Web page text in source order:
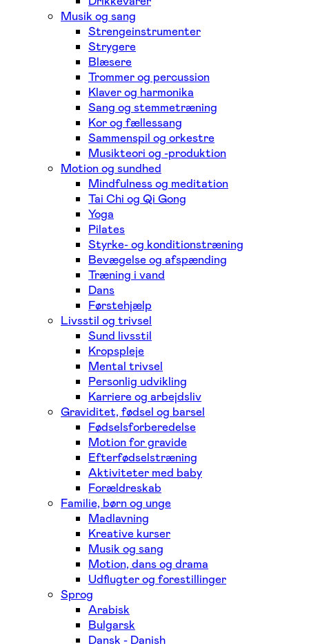
Musik og sang
Strengeinstrumenter
Strygere
Blæsere
Trommer og percussion
Klaver og harmonika
Sang og stemmetræning
Kor og fællessang
Sammenspil og orkestre
Musikteori og -produktion
Motion og sundhed
Mindfulness og meditation
Tai Chi og Qi Gong
Yoga
Pilates
Styrke- og konditionstræning
Bevægelse og afspænding
Træning i vand
Dans
Førstehjælp
Livsstil og trivsel
Sund livsstil
Kropspleje
Mental trivsel
Personlig udvikling
Karriere og arbejdsliv
Graviditet, fødsel og barsel
Fødselsforberedelse
Motion for gravide
Efterfødselstræning
Aktiviteter med baby
Forældreskab
Familie, børn og unge
Madlavning
Kreative kurser
Musik og sang
Motion, dans og drama
Udflugter og forestillinger
Sprog
Arabisk
Bulgarsk
Dansk - Danish